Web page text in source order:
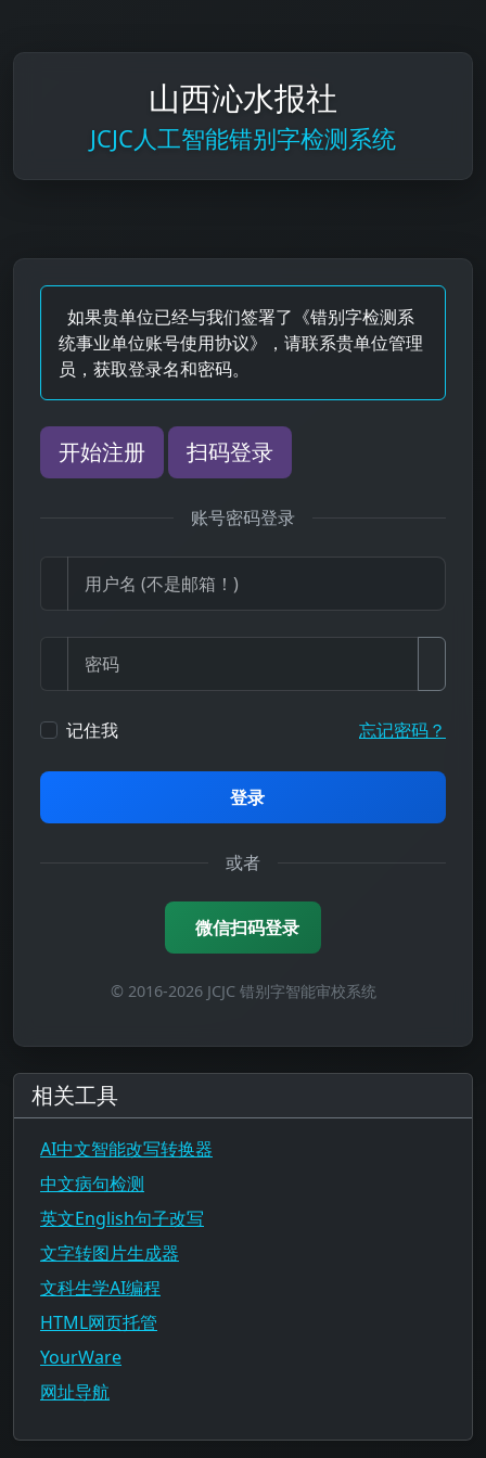
山西沁水报社
JCJC人工智能错别字检测系统
如果贵单位已经与我们签署了《错别字检测系
统事业单位账号使用协议》，请联系贵单位管理
员，获取登录名和密码。
开始注册 扫码登录
账号密码登录
记住我 忘记密码？
登录
或者
微信扫码登录
© 2016-2026 JCJC 错别字智能审校系统
相关工具
AI中文智能改写转换器
中文病句检测
英文English句子改写
文字转图片生成器
文科生学AI编程
HTML网页托管
YourWare
网址导航